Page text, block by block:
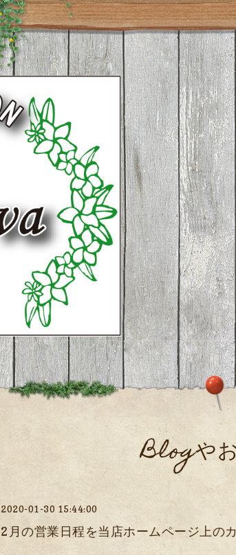
Blogや
2020-01-30 15:44:00
2月の営業日程を当店ホームページ上の